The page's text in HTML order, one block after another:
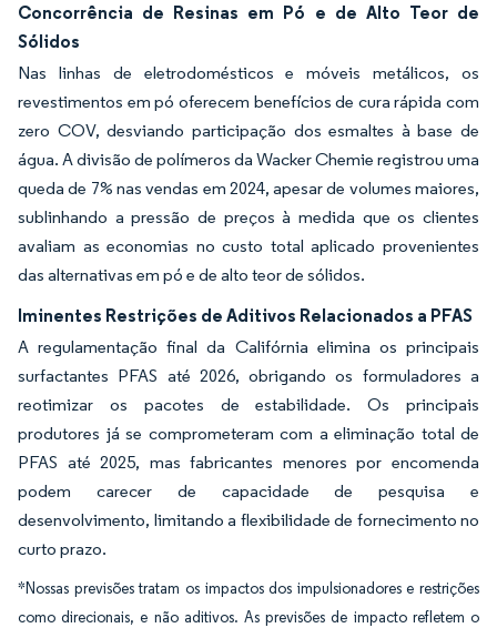
Concorrência de Resinas em Pó e de Alto Teor de
Sólidos
Nas linhas de eletrodomésticos e móveis metálicos, os
revestimentos em pó oferecem benefícios de cura rápida com
zero COV, desviando participação dos esmaltes à base de
água. A divisão de polímeros da Wacker Chemie registrou uma
queda de 7% nas vendas em 2024, apesar de volumes maiores,
sublinhando a pressão de preços à medida que os clientes
avaliam as economias no custo total aplicado provenientes
das alternativas em pó e de alto teor de sólidos.
Iminentes Restrições de Aditivos Relacionados a PFAS
A regulamentação final da Califórnia elimina os principais
surfactantes PFAS até 2026, obrigando os formuladores a
reotimizar os pacotes de estabilidade. Os principais
produtores já se comprometeram com a eliminação total de
PFAS até 2025, mas fabricantes menores por encomenda
podem carecer de capacidade de pesquisa e
desenvolvimento, limitando a flexibilidade de fornecimento no
curto prazo.
*Nossas previsões tratam os impactos dos impulsionadores e restrições
como direcionais, e não aditivos. As previsões de impacto refletem o